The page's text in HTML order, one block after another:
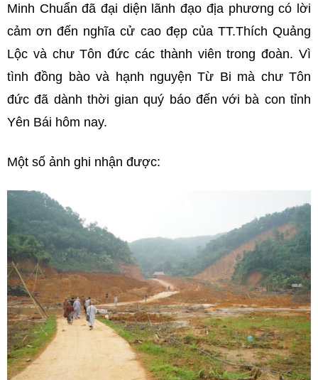
Minh Chuẩn đã đại diện lãnh đạo địa phương có lời
cảm ơn đến nghĩa cử cao đẹp của TT.Thích Quảng
Lộc và chư Tôn đức các thành viên trong đoàn. Vì
tình đồng bào và hạnh nguyện Từ Bi mà chư Tôn
đức đã dành thời gian quý báo đến với bà con tỉnh
Yên Bái hôm nay.
Một số ảnh ghi nhận được: